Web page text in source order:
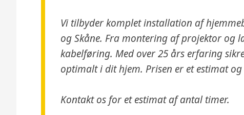
Vi tilbyder komplet installation af
og Skåne. Fra montering af projektor
kabelføring. Med over 25 års erfaring
optimalt i dit hjem. Prisen er et estimat
Kontakt os for et estimat af antal timer.